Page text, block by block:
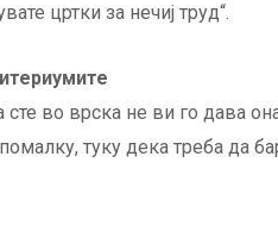
цртки за нечиј труд“.
сте во врска не ви го дава
туку дека треба да